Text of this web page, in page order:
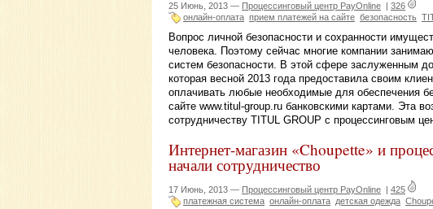
25 Июнь, 2013 — Процессинговый центр PayOnline | 326
онлайн-оплата прием платежей на сайте безопасность
Вопрос личной безопасности и сохранности
человека. Поэтому сейчас многие компании
систем безопасности. В этой сфере заслуженным
которая весной 2013 года предоставила своим
оплачивать любые необходимые для обеспечения
сайте www.titul-group.ru банковскими картами. Эта
сотрудничеству TITUL GROUP с процессинговым
Интернет-магазин «Choupette» и
начали сотрудничество
17 Июнь, 2013 — Процессинговый центр PayOnline
425
платежная система онлайн-оплата детская одежда